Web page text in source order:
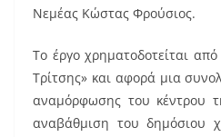
Νεμέας Κώστας Φρούσιος.
Το έργο χρηματοδοτείται
Τρίτσης» και αφορά μια
αναμόρφωσης του κέντρου
αναβάθμιση του δημόσιου